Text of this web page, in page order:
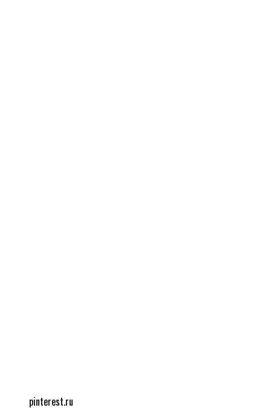
pinterest.ru